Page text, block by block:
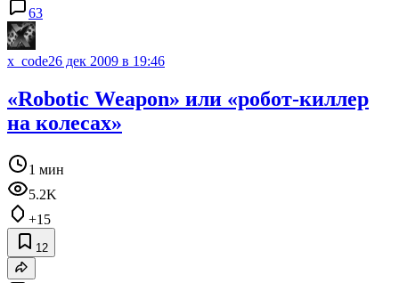
63
x_code26 дек 2009 в 19:46
«Robotic Weapon» или «робот-киллер
на колесах»
1 мин
5.2K
+15
12